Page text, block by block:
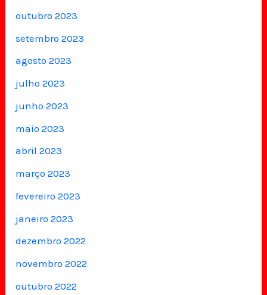
outubro 2023
setembro 2023
agosto 2023
julho 2023
junho 2023
maio 2023
abril 2023
março 2023
fevereiro 2023
janeiro 2023
dezembro 2022
novembro 2022
outubro 2022